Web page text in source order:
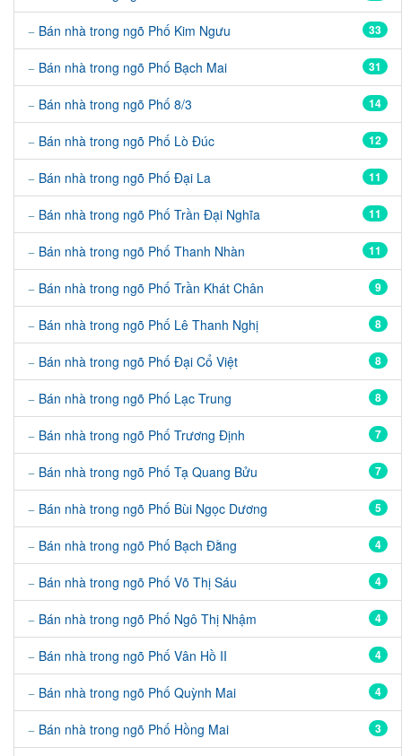
33
Bán nhà trong ngõ Phố Kim Ngưu
31
Bán nhà trong ngõ Phố Bạch Mai
14
Bán nhà trong ngõ Phố 8/3
12
Bán nhà trong ngõ Phố Lò Đúc
11
Bán nhà trong ngõ Phố Đại La
11
Bán nhà trong ngõ Phố Trần Đại Nghĩa
11
Bán nhà trong ngõ Phố Thanh Nhàn
9
Bán nhà trong ngõ Phố Trần Khát Chân
8
Bán nhà trong ngõ Phố Lê Thanh Nghị
8
Bán nhà trong ngõ Phố Đại Cổ Việt
8
Bán nhà trong ngõ Phố Lạc Trung
7
Bán nhà trong ngõ Phố Trương Định
7
Bán nhà trong ngõ Phố Tạ Quang Bửu
5
Bán nhà trong ngõ Phố Bùi Ngọc Dương
4
Bán nhà trong ngõ Phố Bạch Đằng
4
Bán nhà trong ngõ Phố Võ Thị Sáu
4
Bán nhà trong ngõ Phố Ngô Thị Nhậm
4
Bán nhà trong ngõ Phố Vân Hồ II
4
Bán nhà trong ngõ Phố Quỳnh Mai
3
Bán nhà trong ngõ Phố Hồng Mai